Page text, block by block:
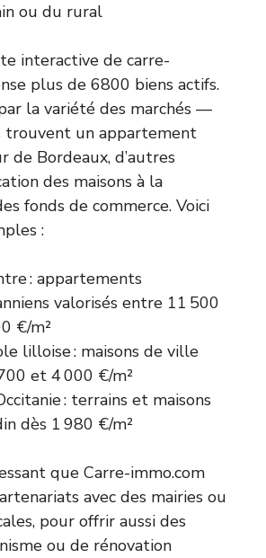
ou du rural
interactive de carre-
plus de 6800 biens actifs.
la variété des marchés —
trouvent un appartement
de Bordeaux, d’autres
des maisons à la
fonds de commerce. Voici
:
: appartements
valorisés entre 11 500
€/m²
lilloise : maisons de ville
et 4 000 €/m²
: terrains et maisons
dès 1 980 €/m²
que Carre-immo.com
avec des mairies ou
pour offrir aussi des
ou de rénovation